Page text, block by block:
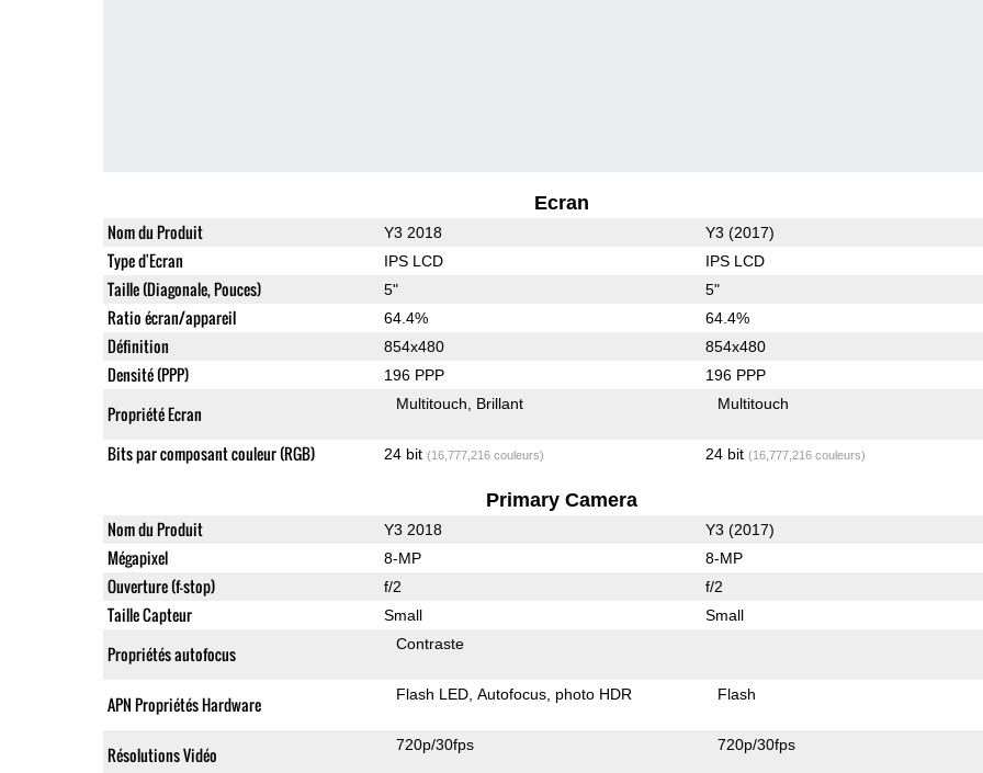
Ecran
Nom du Produit Y3 2018 Y3 (2017)
Type d'Ecran IPS LCD IPS LCD
Taille (Diagonale, Pouces) 5" 5"
Ratio écran/appareil 64.4% 64.4%
Définition 854x480 854x480
Densité (PPP) 196 PPP 196 PPP
Propriété Ecran Multitouch Brillant Multitouch
Bits par composant couleur (RGB) 24 bit (16,777,216 couleurs) 24 bit (16,777,216 couleurs)
Primary Camera
Nom du Produit Y3 2018 Y3 (2017)
Mégapixel 8-MP 8-MP
Ouverture (f-stop) f/2 f/2
Taille Capteur Small Small
Propriétés autofocus Contraste
APN Propriétés Hardware Flash LED Autofocus photo HDR Flash
Résolutions Vidéo 720p/30fps 720p/30fps